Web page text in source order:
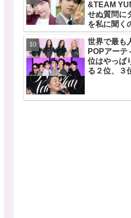
望から生ま
&TEAM
せぬ質問に
を私に聞く
あるからこ
女のリアク
すぎる
世界で最も
POPアーテ
位はやっぱ
る２位、３
の個性あふ